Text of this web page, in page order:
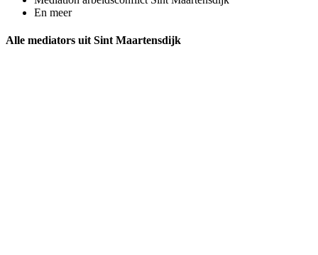
En meer
Alle mediators uit Sint Maartensdijk